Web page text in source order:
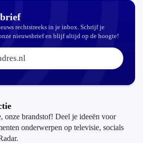
rechtstreeks in je inbox. Schrijf je
nieuwsbrief en blijf altijd op de hoogte!
onze brandstof! Deel je ideeën voor
onderwerpen op televisie, socials